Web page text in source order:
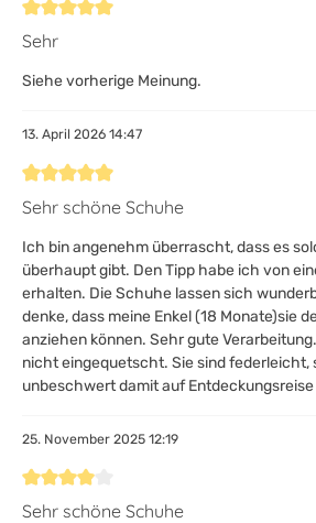
Bewertung mit 5 von 5 Sternen
Sehr
Siehe vorherige Meinung.
13. April 2026 14:47
Bewertung mit 5 von 5 Sternen
Sehr schöne Schuhe
Ich bin angenehm überrascht, dass es
überhaupt gibt. Den Tipp habe ich von
erhalten. Die Schuhe lassen sich
denke, dass meine Enkel (18 Monate)sie
anziehen können. Sehr gute
nicht eingequetscht. Sie sind federleicht,
unbeschwert damit auf
25. November 2025 12:19
Bewertung mit 4 von 5 Sternen
Sehr schöne Schuhe